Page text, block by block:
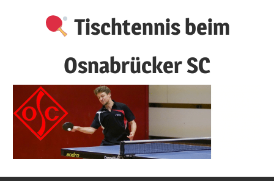
Tischtennis beim
Osnabrücker SC